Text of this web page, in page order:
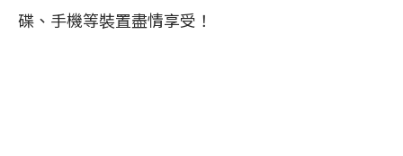
碟、手機等裝置盡情享受！